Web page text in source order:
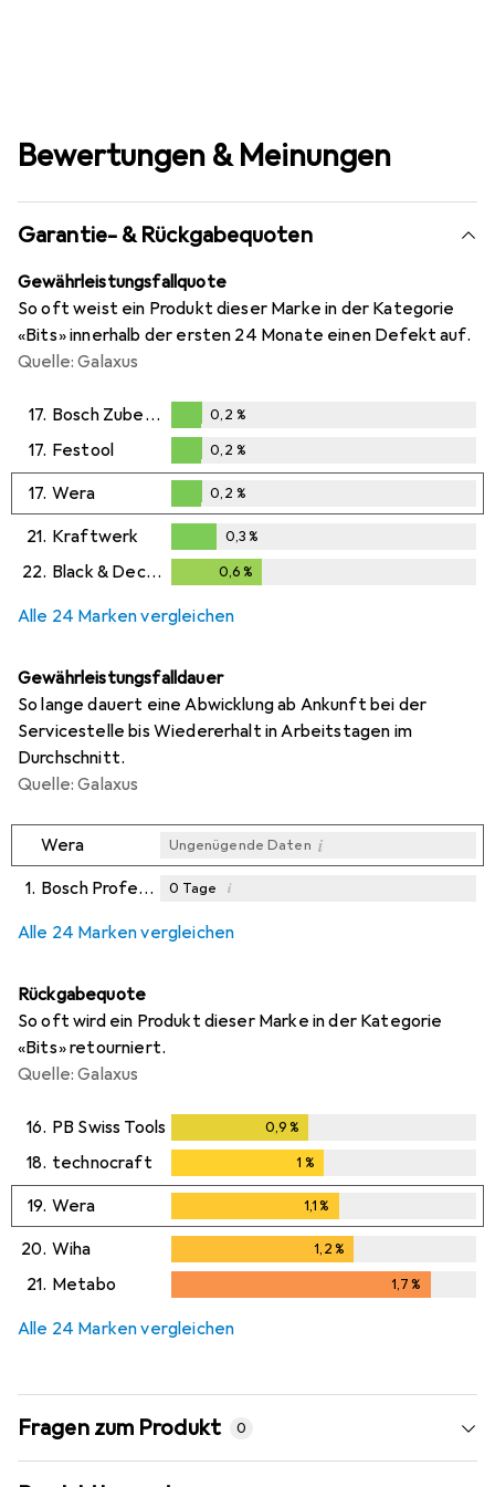
Bewertungen & Meinungen
Garantie- & Rückgabequoten
Gewährleistungsfallquote
So oft weist ein Produkt dieser Marke in der Kategorie
«Bits» innerhalb der ersten 24 Monate einen Defekt auf.
Quelle: Galaxus
17. Bosch Zubehör
0,2%
0,2 %
17. Festool
0,2%
0,2 %
17. Wera
0,2%
0,2 %
21. Kraftwerk
0,3%
0,3%
22. Black & Decker 0,6 %
Alle 24 Marken vergleichen
Gewährleistungsfalldauer
So lange dauert eine Abwicklung ab Ankunft bei der
Servicestelle bis Wiedererhalt in Arbeitstagen im
Durchschnitt.
Quelle: Galaxus
Wera Ungenügende Daten i
1. Bosch Professional Zubehör 0 Tage i
Alle 24 Marken vergleichen
Rückgabequote
So oft wird ein Produkt dieser Marke in der Kategorie
«Bits» retourniert.
Quelle: Galaxus
16. PB Swiss Tools 0,9%
18. technocraft 1 %
19. Wera 1,1%
20. Wiha 1,2%
21. Metabo 1,7%
Alle 24 Marken vergleichen
Fragen zum Produkt 0